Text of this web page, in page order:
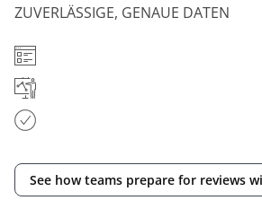
ZUVERLÄSSIGE, GENAUE DATEN
See how teams prepare for reviews